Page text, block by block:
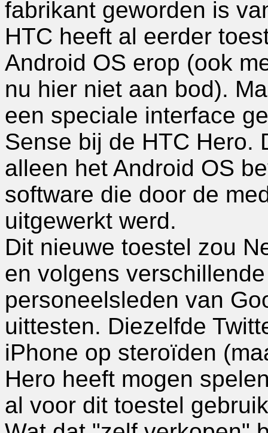
fabrikant geworden is
HTC heeft al eerder
Android OS erop (ook
nu hier niet aan bod).
een speciale interface
Sense bij de HTC Hero.
alleen het Android OS
software die door de
uitgewerkt werd.
Dit nieuwe toestel zou
en volgens
personeelsleden van
uittesten. Diezelfde
iPhone op steroïden
Hero heeft mogen
al voor dit toestel